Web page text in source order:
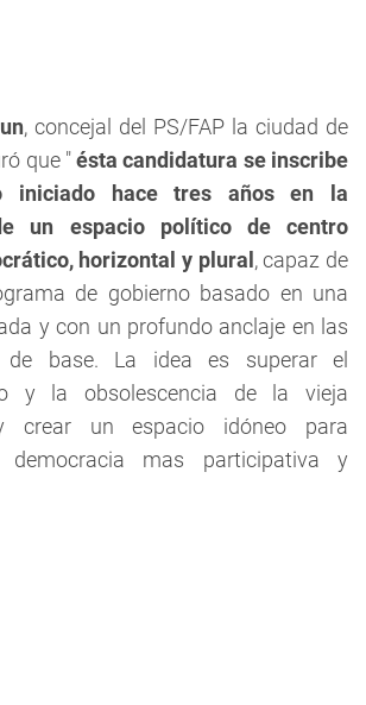
, concejal del PS/FAP la ciudad de
que "ésta candidatura se inscribe
iniciado hace tres años en la
un espacio político de centro
horizontal y plural , capaz de
de gobierno basado en una
y con un profundo anclaje en las
de base. La idea es superar el
y la obsolescencia de la vieja
crear un espacio idóneo para
democracia mas participativa y